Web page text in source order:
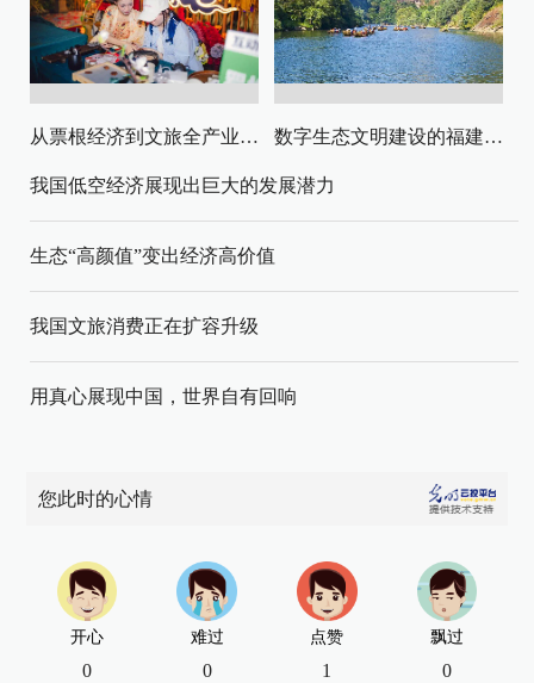
从票根经济到文旅全产业链升级 数字生态文明建设的福建路径与启示
我国低空经济展现出巨大的发展潜力
生态“高颜值”变出经济高价值
我国文旅消费正在扩容升级
用真心展现中国，世界自有回响
您此时的心情
开心
0
难过
0
点赞
1
飘过
0